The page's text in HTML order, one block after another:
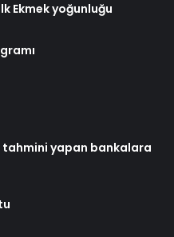
Ekmek yoğunluğu
tahmini yapan bankalara